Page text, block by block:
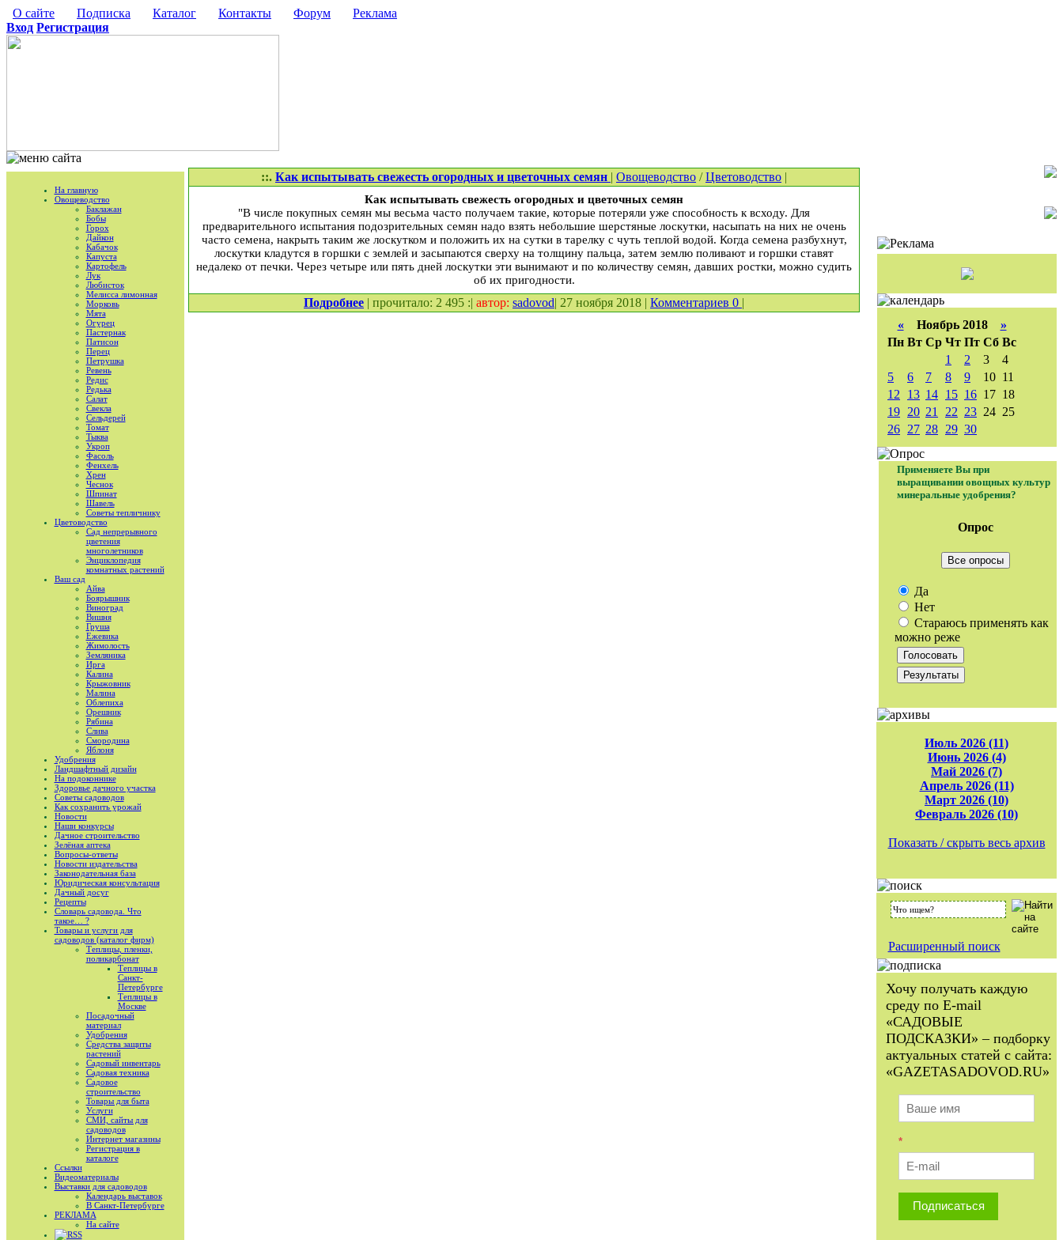
О сайте Подписка Каталог Контакты Форум
Реклама
Вход Регистрация
На главную
Овощеводство
Баклажан
Бобы
Горох
Дайкон
Кабачок
Капуста
Картофель
Лук
Любисток
Мелисса лимонная
Морковь
Мята
Огурец
Пастернак
Патисон
Перец
Петрушка
Ревень
Редис
Редька
Салат
Свекла
Сельдерей
Томат
Тыква
Укроп
Фасоль
Фенхель
Хрен
Чеснок
Шпинат
Шавель
Советы тепличнику
Цветоводство
Сад непрерывного
цветения
многолетников
Энциклопедия
комнатных растений
Ваш сад
Айва
Боярышник
Виноград
Вишня
Груша
Ежевика
Жимолость
Земляника
Ирга
Калина
Крыжовник
Малина
Облепиха
Орешник
Рябина
Слива
Смородина
Яблоня
Удобрения
Ландшафтный дизайн
На подоконнике
Здоровье дачного участка
Советы садоводов
Как сохранить урожай
Новости
Наши конкурсы
Дачное строительство
Зелёная аптека
Вопросы-ответы
Новости издательства
Законодательная база
Юридическая консультация
Дачный досуг
Рецепты
Словарь садовода. Что
такое… ?
Товары и услуги для
садоводов (каталог фирм)
Теплицы, пленки,
поликарбонат
Теплицы в
Санкт-
Петербурге
Теплицы в
Москве
Посадочный
материал
Удобрения
Средства защиты
растений
Садовый инвентарь
Садовая техника
Садовое
строительство
Товары для быта
Услуги
СМИ, сайты для
садоводов
Интернет магазины
Регистрация в
каталоге
Ссылки
Видеоматериалы
Выставки для садоводов
Календарь выставок
В Санкт-Петербурге
РЕКЛАМА
На сайте
RSS
::. Как испытывать свежесть огородных и цветочных семян | Овощеводство /Цветоводство |
Как испытывать свежесть огородных и цветочных семян
"В числе покупных семян мы весьма часто получаем такие, которые потеряли уже способность к всходу. Для
предварительного испытания подозрительных семян надо взять небольшие шерстяные лоскутки, насыпать на них не очень
часто семена, накрыть таким же лоскутком и положить их на сутки в тарелку с чуть теплой водой. Когда семена разбухнут,
лоскутки кладутся в горшки с землей и засыпаются сверху на толщину пальца, затем землю поливают и горшки ставят
недалеко от печки. Через четыре или пять дней лоскутки эти вынимают и по количеству семян, давших ростки, можно судить
об их пригодности.
Подробнее | прочитало: 2 495 :| автор: sadovod| 27 ноября 2018 | Комментариев 0 |
«Ноябрь 2018 »
Пн Вт Ср Чт Пт Сб Вс
1
2 3
4
5
6 7 8 9 10 11
12
13 14 15 16 17 18
19 20 21 22 23 24 25
26 27 28 29 30
Применяете Вы при
выращивании овощных культур
минеральные удобрения?
Опрос
Все опросы
Да
Нет
Стараюсь применять как
можно реже
Июль 2026 (11)
Июнь 2026 (4)
Май 2026 (7)
Апрель 2026 (11)
Март 2026 (10)
Февраль 2026 (10)
Показать / скрыть весь архив
Расширенный поиск
Хочу получать каждую
среду по E-mail
«САДОВЫЕ
ПОДСКАЗКИ» – подборку
актуальных статей с сайта:
«GAZETASADOVOD.RU»
*
Подписаться